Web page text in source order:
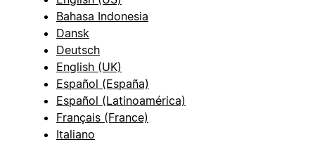
Bahasa Indonesia
Dansk
Deutsch
English (UK)
Español (España)
Español (Latinoamérica)
Français (France)
Italiano